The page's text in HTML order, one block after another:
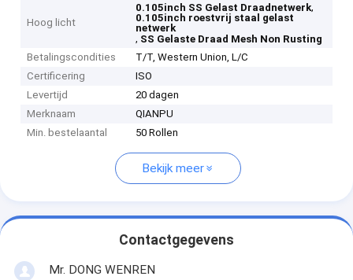
Hoog licht
0.105inch SS Gelast Draadnetwerk,
0.105inch roestvrij staal gelast
netwerk
, SS Gelaste Draad Mesh Non Rusting
Betalingscondities
T/T, Western Union, L/C
Certificering
ISO
Levertijd
20 dagen
Merknaam
QIANPU
Min. bestelaantal
50 Rollen
Bekijk meer
Contactgegevens
Mr. DONG WENREN